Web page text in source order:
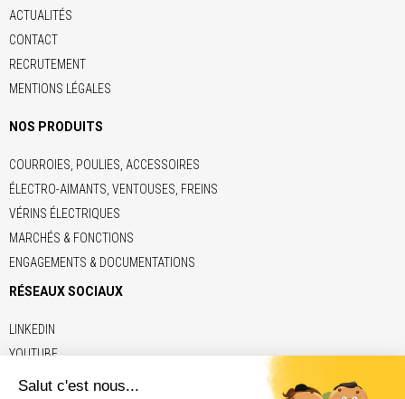
ACTUALITÉS
CONTACT
RECRUTEMENT
MENTIONS LÉGALES
NOS PRODUITS
COURROIES, POULIES, ACCESSOIRES
ÉLECTRO-AIMANTS, VENTOUSES, FREINS
VÉRINS ÉLECTRIQUES
MARCHÉS & FONCTIONS
ENGAGEMENTS & DOCUMENTATIONS
RÉSEAUX SOCIAUX
LINKEDIN
YOUTUBE
LIENS